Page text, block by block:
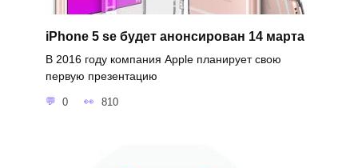
iPhone 5 se будет анонсирован 14 марта
В 2016 году компания Apple планирует свою
первую презентацию
0 810